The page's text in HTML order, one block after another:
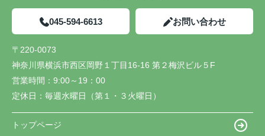
045-594-6613 お問い合わせ
〒220-0073
神奈川県横浜市西区岡野１丁目16-16 第２梅沢ビル５F
営業時間： 9:00～19：00
定休日： 毎週水曜日（第１・３火曜日）
トップページ